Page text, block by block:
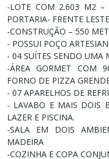
-LOTE COM 2.603 M2 –
PORTARIA- FRENTE LESTE
-CONSTRUÇÃO – 550
- POSSUI POÇO
- 04 SUÍTES SENDO UMA
-ÁREA GORMET COM
FORNO DE PIZZA
- 07 APARELHOS DE
- LAVABO E MAIS DOIS
LAZER E PISCINA.
-SALA EM DOIS
MADEIRA
-COZINHA E COPA